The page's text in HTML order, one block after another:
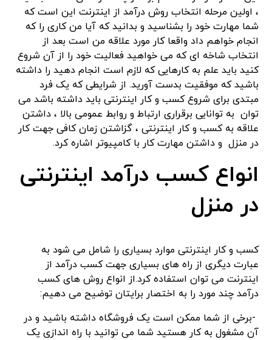
، اولین مرحله انتخاب روش درآمد از اینترنت این است که
شما مهارت خود را بشناسید و بدانید که آیا من کاری را که
انجام خواهم داد واقعا کار مورد علاقه من است بعد از
انتخاب شاخه ای که می خواهید فعالیت خود را از آن شروع
کنید باید علم به کارهایی که لازم است انجام دهید را داشته
باشید که موفقیت بدست آورید. از شرایطی که یک فرد
مبتدی برای شروع کسب و کار اینترنتی باید داشته باشد می
توان به توانایی برقراری ارتباط و روابط عمومی بالا ، داشتن
علاقه به کسب و کار اینترنتی ، گزاشتن زمان کافی جهت کار
در منزل و داشتن مهارت کار با کامپیوتر اشاره کرد.
انواع کسب درآمد اینترنتی
در منزل
کسب و کار اینترنتی موارد بسیاری را شامل می شود به
عبارت دیگری از راه های بسیاری جهت کسب درآمد از
اینترنت می توان استفاده کرد.از انواع روش های کسب
درآمد چند مورد را به اختصار برایتان توضیح می دهیم:
-برخی از شما ممکن است یک فروشگاه داشته باشید و در
آن مشغول به کار هستید شما می توانید با راه اندازی یک